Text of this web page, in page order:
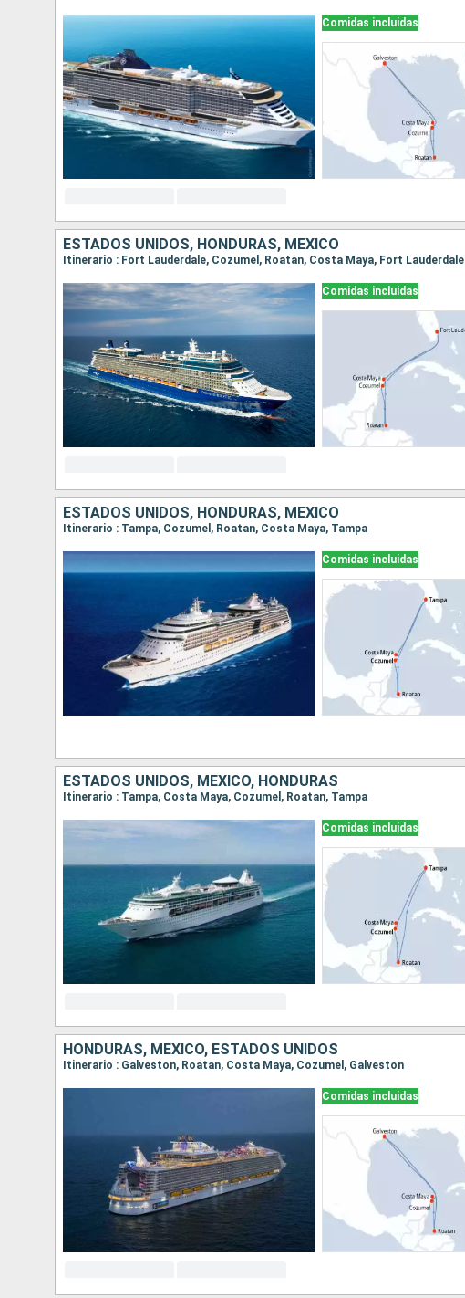
Comidas incluidas
ESTADOS UNIDOS, HONDURAS, MÉXICO
Itinerario : Fort Lauderdale, Cozumel, Roatan, Costa Maya, Fort Lauderdale
Comidas incluidas
ESTADOS UNIDOS, HONDURAS, MÉXICO
Itinerario : Tampa, Cozumel, Roatan, Costa Maya, Tampa
Comidas incluidas
ESTADOS UNIDOS, MÉXICO, HONDURAS
Itinerario : Tampa, Costa Maya, Cozumel, Roatan, Tampa
Comidas incluidas
HONDURAS, MÉXICO, ESTADOS UNIDOS
Itinerario : Galveston, Roatan, Costa Maya, Cozumel, Galveston
Comidas incluidas